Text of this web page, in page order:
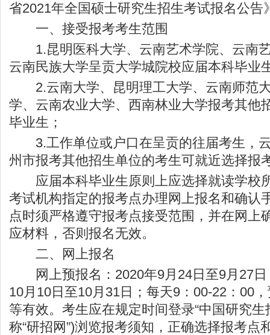
省2021年全国硕士研究生招生考试报名公告
一、接受报考考生范围
1.昆明医科大学、云南艺术学院、云南
云南民族大学呈贡大学城院校应届本科毕业
2.云南大学、昆明理工大学、云南师范
学、云南农业大学、西南林业大学报考其他
毕业生；
3.工作单位或户口在呈贡的往届考生，
州市报考其他招生单位的考生可就近选择报
应届本科毕业生原则上应选择就读学校
考试机构指定的报考点办理网上报名和确认
点时须严格遵守报考点接受范围，并在网上
应材料，否则报名无效。
二、网上报名
网上预报名：2020年9月24日至9月27日
10月10日至10月31日；每天9：00-22：00
等有效。考生应在规定时间登录“中国研究生
称“研招网”)浏览报考须知，正确选择报考点